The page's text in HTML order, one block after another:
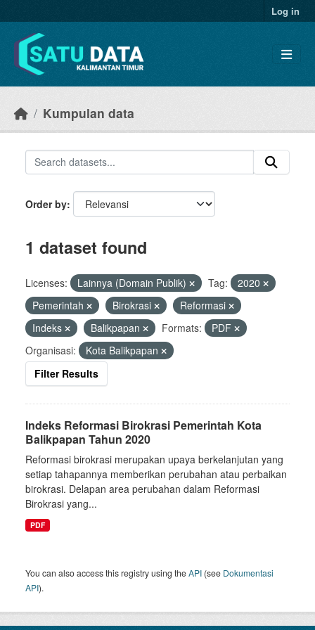
Log in
Kumpulan data
Order by
1 dataset found
Licenses: Lainnya (Domain Publik) Tag:
2020
Pemerintah
Birokrasi
Reformasi
Indeks
Balikpapan Formats:
PDF
Organisasi:
Kota Balikpapan
Filter Results
Indeks Reformasi Birokrasi Pemerintah Kota
Balikpapan Tahun 2020
Reformasi birokrasi merupakan upaya berkelanjutan yang
setiap tahapannya memberikan perubahan atau perbaikan
birokrasi. Delapan area perubahan dalam Reformasi
Birokrasi yang...
PDF
You can also access this registry using theAPI (see Dokumentasi
API).